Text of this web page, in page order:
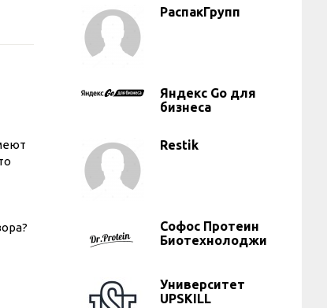
РаспакГрупп
Яндекс Go для
бизнеса
Restik
Софос Протеин
Биотехнолоджи
Университет
UPSKILL